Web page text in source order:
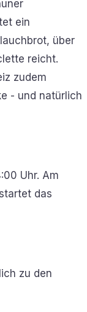
ein
über
reicht.
zudem
- und natürlich
Uhr. Am
das
zu den